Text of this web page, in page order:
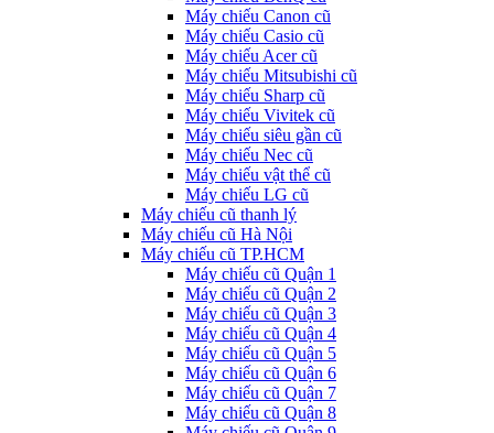
Máy chiếu Canon cũ
Máy chiếu Casio cũ
Máy chiếu Acer cũ
Máy chiếu Mitsubishi cũ
Máy chiếu Sharp cũ
Máy chiếu Vivitek cũ
Máy chiếu siêu gần cũ
Máy chiếu Nec cũ
Máy chiếu vật thể cũ
Máy chiếu LG cũ
Máy chiếu cũ thanh lý
Máy chiếu cũ Hà Nội
Máy chiếu cũ TP.HCM
Máy chiếu cũ Quận 1
Máy chiếu cũ Quận 2
Máy chiếu cũ Quận 3
Máy chiếu cũ Quận 4
Máy chiếu cũ Quận 5
Máy chiếu cũ Quận 6
Máy chiếu cũ Quận 7
Máy chiếu cũ Quận 8